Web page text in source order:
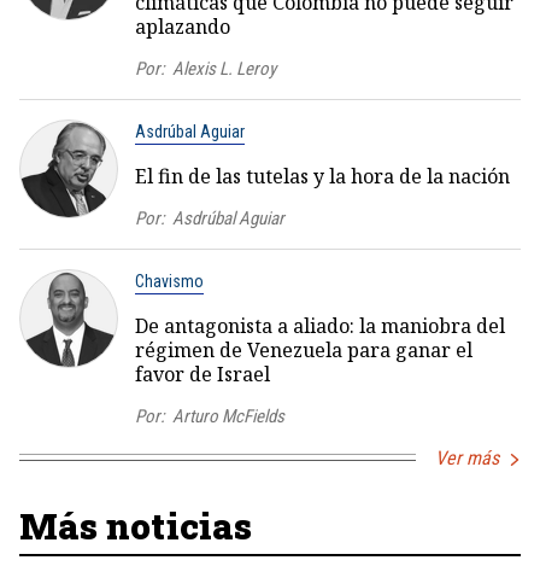
aplazando
Por: Alexis L. Leroy
Asdrúbal Aguiar
El fin de las tutelas y la hora de la nación
Por: Asdrúbal Aguiar
Chavismo
De antagonista a aliado: la maniobra del
régimen de Venezuela para ganar el
favor de Israel
Por: Arturo McFields
Ver más
Más noticias